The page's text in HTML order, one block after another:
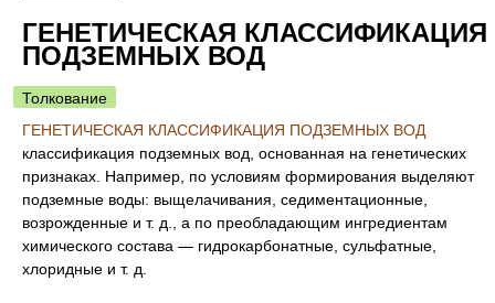
ГЕНЕТИЧЕСКАЯ КЛАССИФИКАЦИЯ
ПОДЗЕМНЫХ ВОД
Толкование
ГЕНЕТИЧЕСКАЯ КЛАССИФИКАЦИЯ ПОДЗЕМНЫХ ВОД
классификация подземных вод, основанная на генетических
признаках. Например, по условиям формирования выделяют
подземные воды: выщелачивания, седиментационные,
возрожденные и т. д., а по преобладающим ингредиентам
химического состава — гидрокарбонатные, сульфатные,
хлоридные и т. д.